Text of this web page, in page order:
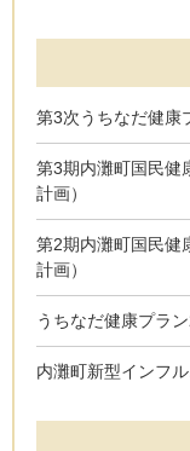
第3次うちなだ健
第3期内灘町国民健
計画）
第2期内灘町国民健
計画）
うちなだ健康プラン
内灘町新型インフ